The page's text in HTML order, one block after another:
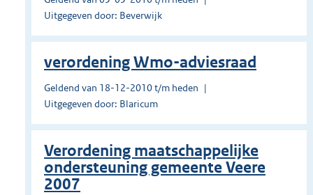
Uitgegeven door: Beverwijk
verordening Wmo-adviesraad
Geldend van 18-12-2010 t/m heden
Uitgegeven door: Blaricum
Verordening maatschappelijke
ondersteuning gemeente Veere
2007